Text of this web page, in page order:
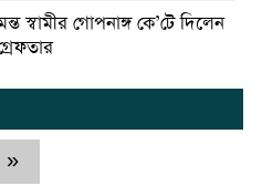
স্বামীর গোপনাঙ্গ কে’টে দিলেন